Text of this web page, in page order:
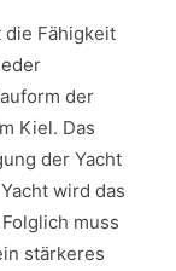
die Fähigkeit
der
Kiel. Das
der Yacht
wird das
muss
stärkeres